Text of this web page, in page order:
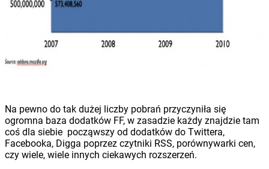
Na pewno do tak dużej liczby pobrań przyczyniła się
ogromna baza dodatków FF, w zasadzie każdy znajdzie tam
coś dla siebie począwszy od dodatków do Twittera,
Facebooka, Digga poprzez czytniki RSS, porównywarki cen,
czy wiele, wiele innych ciekawych rozszerzeń.